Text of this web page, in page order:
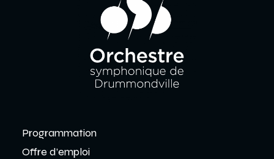
Programmation
Offre d’emploi